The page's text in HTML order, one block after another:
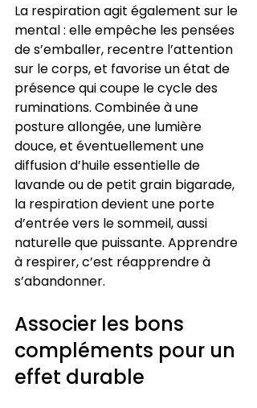
La respiration agit également sur le
mental : elle empêche les pensées
de s’emballer, recentre l’attention
sur le corps, et favorise un état de
présence qui coupe le cycle des
ruminations. Combinée à une
posture allongée, une lumière
douce, et éventuellement une
diffusion d’huile essentielle de
lavande ou de petit grain bigarade,
la respiration devient une porte
d’entrée vers le sommeil, aussi
naturelle que puissante. Apprendre
à respirer, c’est réapprendre à
s’abandonner.
Associer les bons
compléments pour un
effet durable